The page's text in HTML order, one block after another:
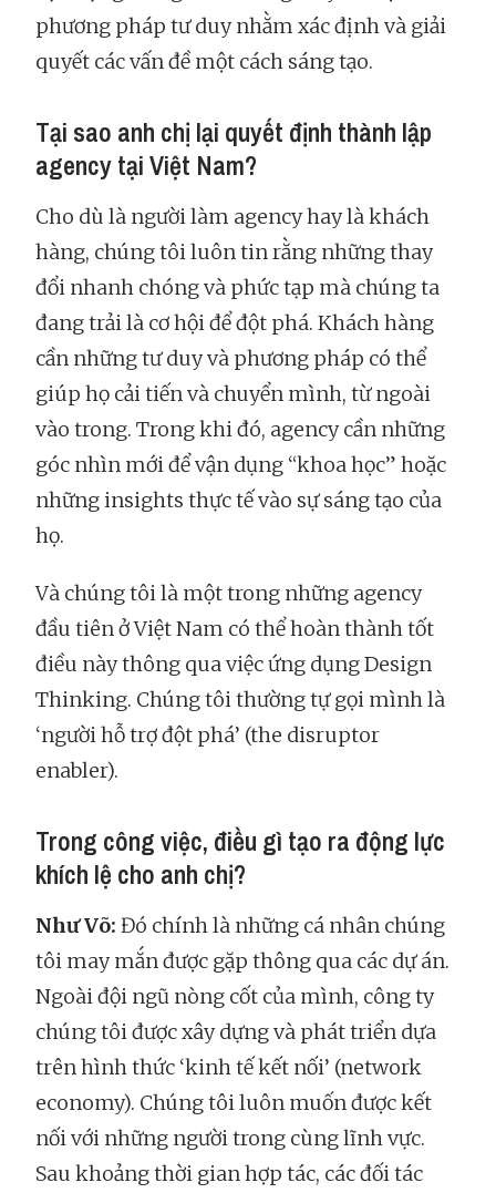
phương pháp tư duy nhằm xác định và giải
quyết các vấn đề một cách sáng tạo.
Tại sao anh chị lại quyết định thành lập
agency tại Việt Nam?
Cho dù là người làm agency hay là khách
hàng, chúng tôi luôn tin rằng những thay
đổi nhanh chóng và phức tạp mà chúng ta
đang trải là cơ hội để đột phá. Khách hàng
cần những tư duy và phương pháp có thể
giúp họ cải tiến và chuyển mình, từ ngoài
vào trong. Trong khi đó, agency cần những
góc nhìn mới để vận dụng “khoa học” hoặc
những insights thực tế vào sự sáng tạo của
họ.
Và chúng tôi là một trong những agency
đầu tiên ở Việt Nam có thể hoàn thành tốt
điều này thông qua việc ứng dụng Design
Thinking. Chúng tôi thường tự gọi mình là
‘người hỗ trợ đột phá’ (the disruptor
enabler).
Trong công việc, điều gì tạo ra động lực
khích lệ cho anh chị?
Như Võ: Đó chính là những cá nhân chúng
tôi may mắn được gặp thông qua các dự án.
Ngoài đội ngũ nòng cốt của mình, công ty
chúng tôi được xây dựng và phát triển dựa
trên hình thức ‘kinh tế kết nối’ (network
economy). Chúng tôi luôn muốn được kết
nối với những người trong cùng lĩnh vực.
Sau khoảng thời gian hợp tác, các đối tác